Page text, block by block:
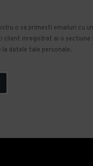
o sa primesti emailuri cu
inregistrat ai o sectiune
datele tale personale.